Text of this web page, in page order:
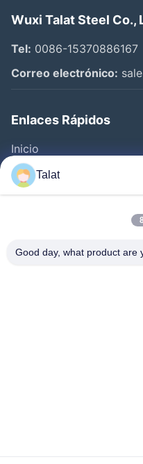
Wuxi Talat Steel Co.,
Tel: 0086-15370886167
Correo electrónico:
Enlaces Rápidos
Inicio
Productos
Sobre Nosotros
Control De Calidad
Talat
Good day, what product are